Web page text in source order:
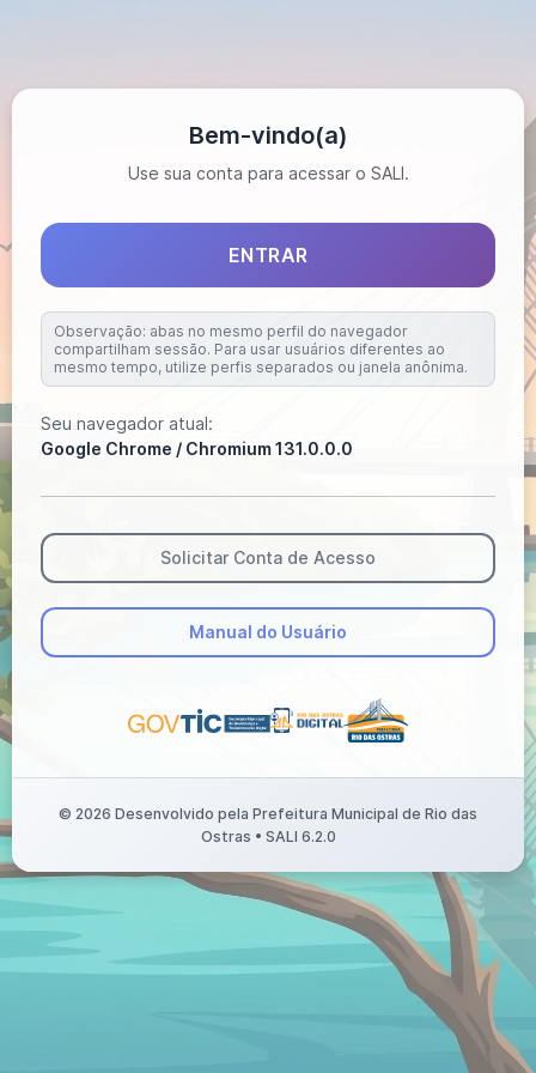
Bem-vindo(a)
Use sua conta para acessar o SALI.
ENTRAR
Observação: abas no mesmo perfil do navegador
compartilham sessão. Para usar usuários diferentes ao
mesmo tempo, utilize perfis separados ou janela anônima.
Seu navegador atual:
Google Chrome / Chromium131.0.0.0
Solicitar Conta de Acesso
Manual do Usuário
© 2026 Desenvolvido pela Prefeitura Municipal de Rio das
Ostras • SALI 6.2.0